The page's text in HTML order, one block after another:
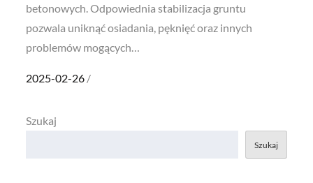
betonowych. Odpowiednia stabilizacja gruntu
pozwala uniknąć osiadania, pęknięć oraz innych
problemów mogących…
Posted
2025-02-26
Szukaj
Szukaj